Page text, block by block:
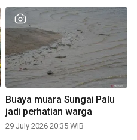
Buaya muara Sungai Palu
jadi perhatian warga
29 July 2026 20:35 WIB